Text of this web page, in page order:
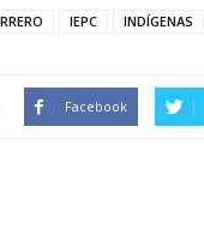
IEPC INDÍGENAS
Facebook